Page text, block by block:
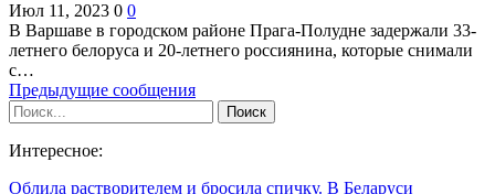
Июл 11, 2023 0 0
В Варшаве в городском районе Прага-Полудне задержали 33-
летнего белоруса и 20-летнего россиянина, которые снимали
с…
Предыдущие сообщения
Интересное:
Облила растворителем и бросила спичку. В Беларуси